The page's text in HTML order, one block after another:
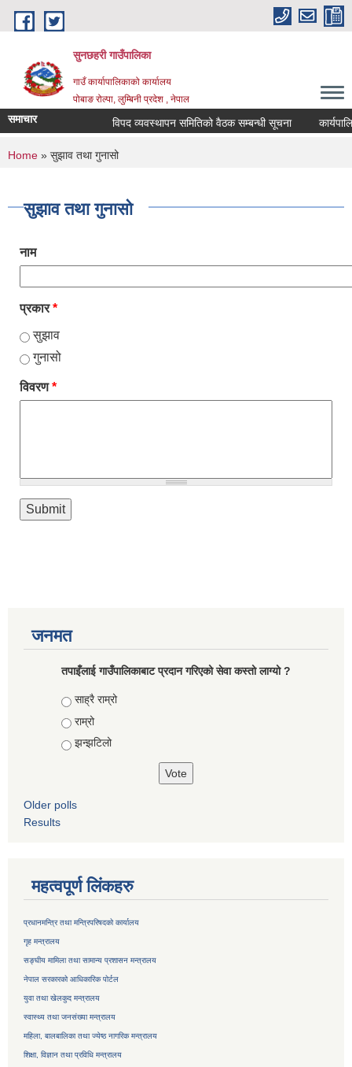
Skip to main content
सुनछहरी गाउँपालिका
गाउँ कार्यापालिकाको कार्यालय
पोबाङ रोल्पा, लुम्बिनी प्रदेश , नेपाल
समाचार विपद व्यवस्थापन समितिको वैठक सम्बन्धी सूचना
You are here
Home » सुझाव तथा गुनासो
सुझाव तथा गुनासो
नाम
प्रकार*
सुझाव
गुनासो
विवरण*
जनमत
तपाइँलाई गाउँपालिकाबाट प्रदान गरिएको सेवा कस्तो लाग्यो ?
Choices
साह्रै राम्रो
राम्रो
झन्झटिलो
Older polls
Results
महत्वपूर्ण लिंकहरु
प्रधानमन्त्रि तथा मन्त्रिपरिषदको कार्यालय
गृह मन्त्रालय
सङ्घीय मामिला तथा सामान्य प्रशासन मन्त्रालय
नेपाल सरकारको आधिकारिक पोर्टल
युवा तथा खेलकुद मन्त्रालय
स्वास्थ्य तथा जनसंख्या मन्त्रालय
महिला, बालबालिका तथा ज्येष्ठ नागरिक मन्त्रालय
शिक्षा, विज्ञान तथा प्रविधि मन्त्रालय